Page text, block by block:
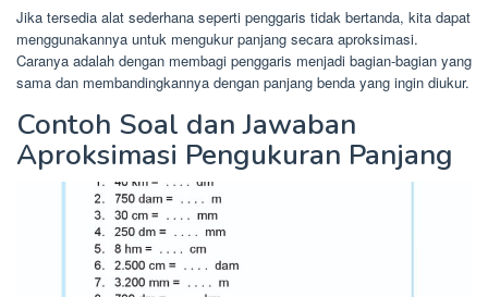
Jika tersedia alat sederhana seperti penggaris tidak bertanda, kita dapat
menggunakannya untuk mengukur panjang secara aproksimasi.
Caranya adalah dengan membagi penggaris menjadi bagian-bagian yang
sama dan membandingkannya dengan panjang benda yang ingin diukur.
Contoh Soal dan Jawaban
Aproksimasi Pengukuran Panjang